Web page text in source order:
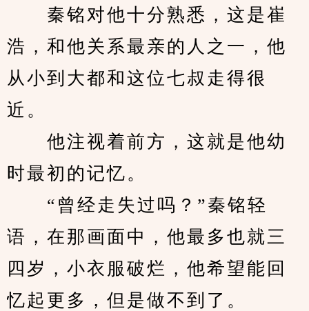
秦铭对他十分熟悉，这是崔
浩，和他关系最亲的人之一，他
从小到大都和这位七叔走得很
近。
他注视着前方，这就是他幼
时最初的记忆。
“曾经走失过吗？”秦铭轻
语，在那画面中，他最多也就三
四岁，小衣服破烂，他希望能回
忆起更多，但是做不到了。